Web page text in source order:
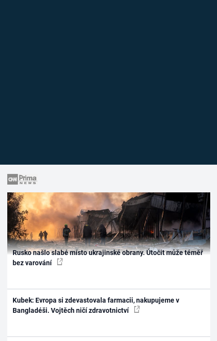
Rusko našlo slabé místo ukrajinské obrany. Útočit může téměř
bez varování
Kubek: Evropa si zdevastovala farmacii, nakupujeme v
Bangladéši. Vojtěch ničí zdravotnictví